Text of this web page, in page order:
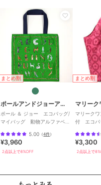
まとめ割
ポールアンドジョーアクセソワ
ポール ＆ ジョー エコバッグ/
マイバッグ 動物アルファベ
5.00 （4件）
¥3,960
2点以上で8%OFF
まとめ割
マリーク
マリーク
付 エコバ
¥3,300
2点以上で